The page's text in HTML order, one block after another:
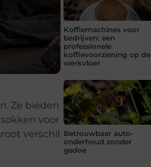
Ze bieden
voor
verschil
Koffiemachines voor
bedrijven: een
professionele
koffievoorziening op de
werkvloer
Betrouwbaar auto-
onderhoud zonder
gedoe